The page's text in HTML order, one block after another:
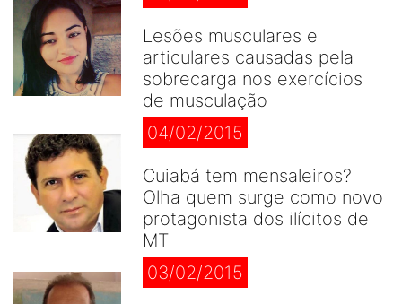
Lesões musculares e
articulares causadas pela
sobrecarga nos exercícios
de musculação
04/02/2015
Cuiabá tem mensaleiros?
Olha quem surge como novo
protagonista dos ilícitos de
MT
03/02/2015